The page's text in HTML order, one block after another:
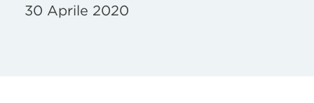
30 Aprile 2020